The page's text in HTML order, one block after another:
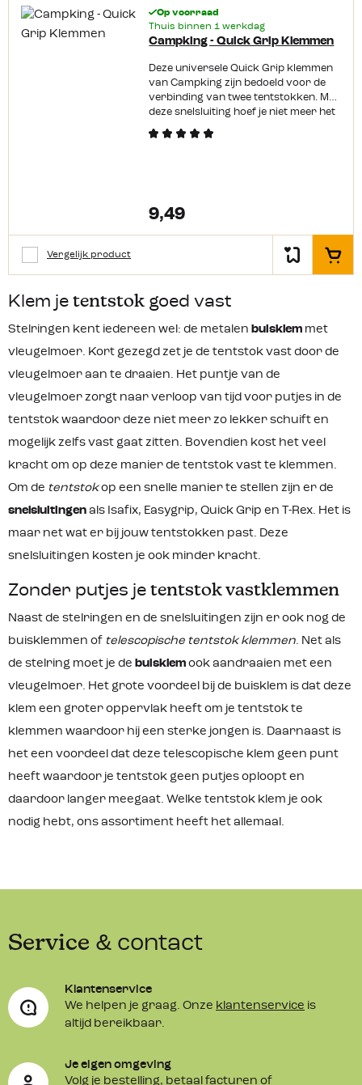
Op voorraad
Thuis binnen 1 werkdag
Campking - Quick Grip Klemmen
Deze universele Quick Grip klemmen
van Campking zijn bedoeld voor de
verbinding van twee tentstokken. Met
deze snelsluiting hoef je niet meer het
schoefje vast te draaien maar kun je
makkelijk met één handbeweging de
9,49
Vergelijk product In het
Klem je tentstok goed vast
Stelringen kent iedereen wel: de metalen buisklem met
vleugelmoer. Kort gezegd zet je de tentstok vast door de
vleugelmoer aan te draaien. Het puntje van de
vleugelmoer zorgt naar verloop van tijd voor putjes in de
tentstok waardoor deze niet meer zo lekker schuift en
mogelijk zelfs vast gaat zitten. Bovendien kost het veel
kracht om op deze manier de tentstok vast te klemmen.
Om de tentstokop een snelle manier te stellen zijn er de
snelsluitingen als Isafix, Easygrip, Quick Grip en T-Rex. Het is
maar net wat er bij jouw tentstokken past. Deze
snelsluitingen kosten je ook minder kracht.
Zonder putjes je tentstok vastklemmen
Naast de stelringen en de snelsluitingen zijn er ook nog de
buisklemmen of telescopische tentstok klemmen. Net als
de stelring moet je de buisklem ook aandraaien met een
vleugelmoer. Het grote voordeel bij de buisklem is dat deze
klem een groter oppervlak heeft om je tentstok te
klemmen waardoor hij een sterke jongen is. Daarnaast is
het een voordeel dat deze telescopische klem geen punt
heeft waardoor je tentstok geen putjes oploopt en
daardoor langer meegaat. Welke tentstok klem je ook
nodig hebt, ons assortiment heeft het allemaal.
Service & contact
Klantenservice
We helpen je graag. Onze klantenservice is
altijd bereikbaar.
Je eigen omgeving
Volg je bestelling, betaal facturen of